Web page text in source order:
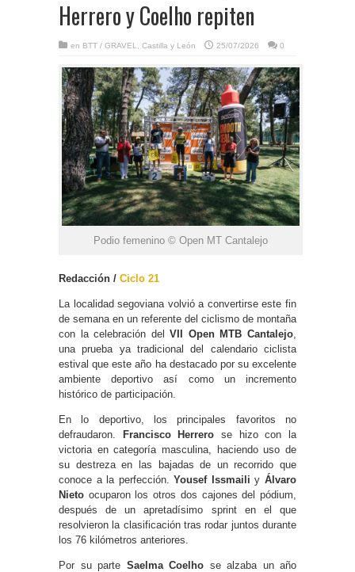
Herrero y Coelho repiten
en BTT / GRAVEL Castilla y León 25/07/2026 0
Podio femenino © Open MT Cantalejo
Redacción / Ciclo 21
La localidad segoviana volvió a convertirse este fin
de semana en un referente del ciclismo de montaña
con la celebración delVII Open MTB Cantalejo
una prueba ya tradicional del calendario ciclista
estival que este año ha destacado por su excelente
ambiente deportivo así como un incremento
histórico de participación.
En lo deportivo, los principales favoritos no
defraudaron.
Francisco Herrero se hizo con la
victoria en categoría masculina, haciendo uso de
su destreza en las bajadas de un recorrido que
conoce a la perfección.Yousef Issmaili yÁlvaro
Nieto ocuparon los otros dos cajones del pódium,
después de un apretadísimo sprint en el que
resolvieron la clasificación tras rodar juntos durante
los 76 kilómetros anteriores.
Por su parte Saelma Coelho se alzaba un año